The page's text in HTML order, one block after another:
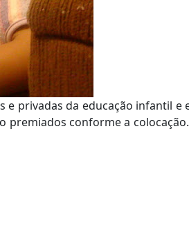
e privadas da educação infantil e
premiados conforme a